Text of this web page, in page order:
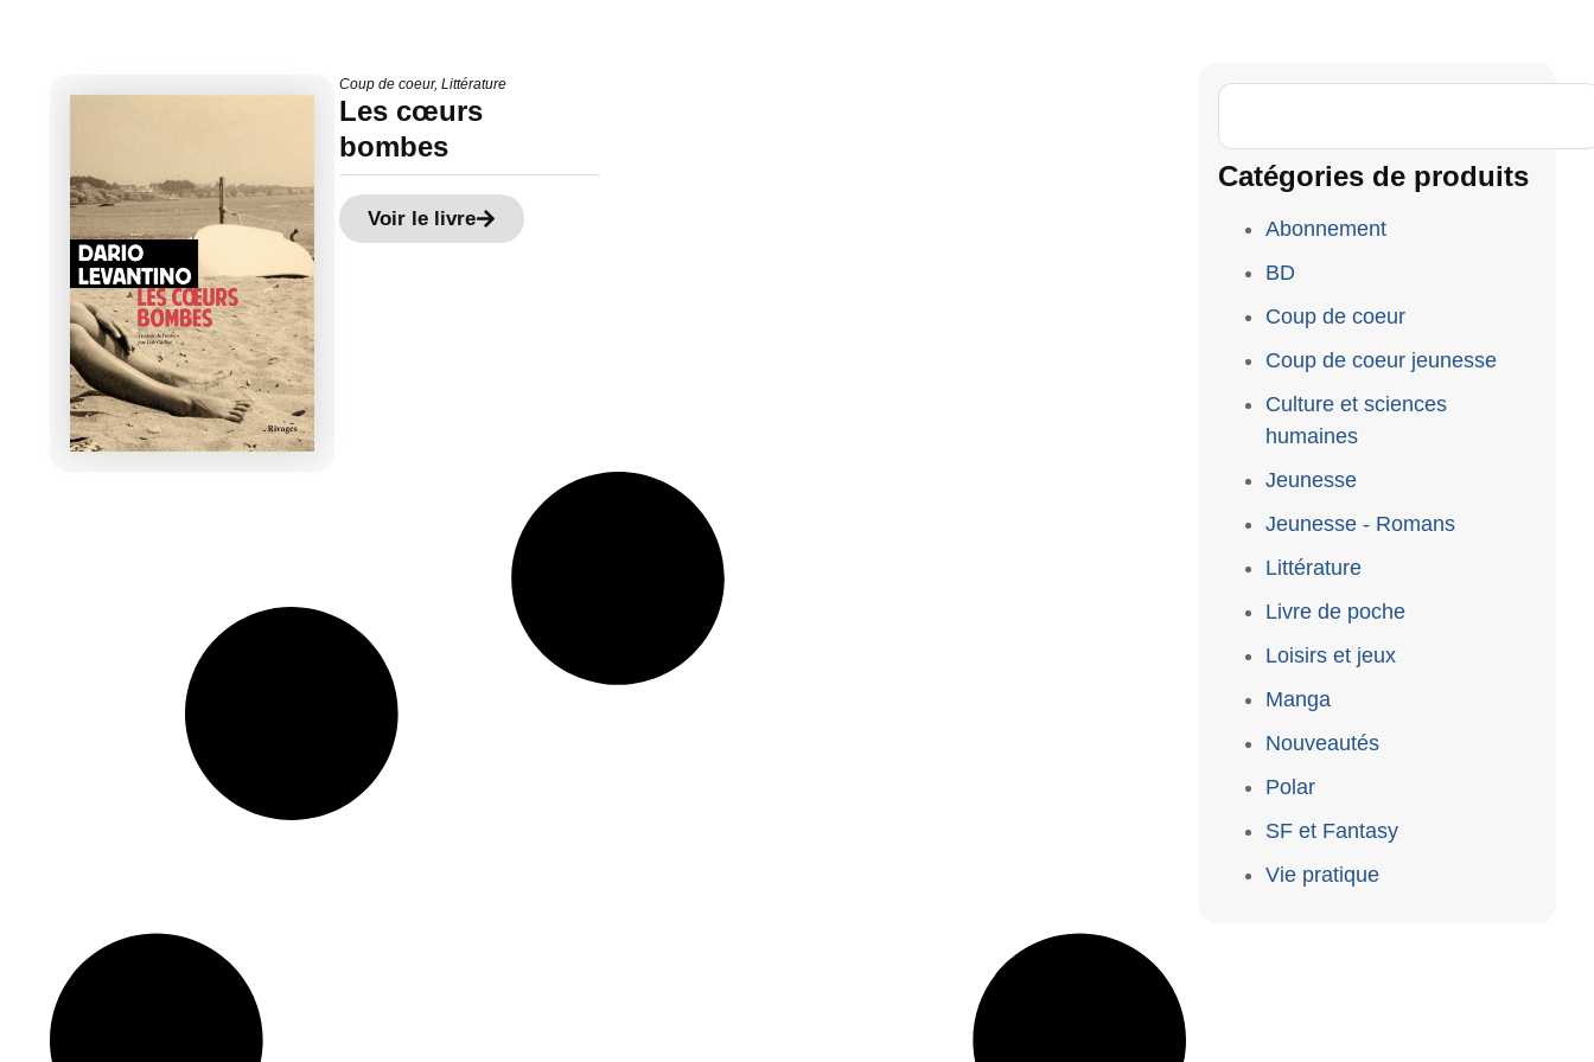
Coup de coeur,Littérature
Les cœurs
bombes
Voir le livre
Catégories de produits
Abonnement
BD
Coup de coeur
Coup de coeur jeunesse
Culture et sciences
humaines
Jeunesse
Jeunesse - Romans
Littérature
Livre de poche
Loisirs et jeux
Manga
Nouveautés
Polar
SF et Fantasy
Vie pratique